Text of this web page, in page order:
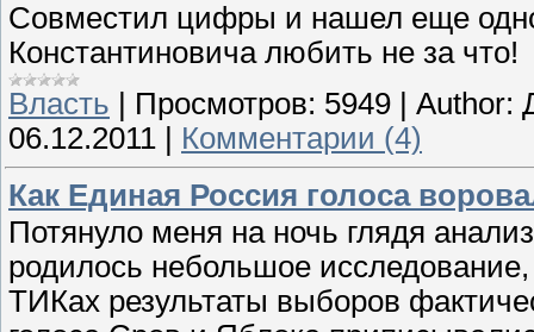
Совместил цифры и нашел еще
Константиновича любить не за что!
Власть
Просмотров: 5949 Author:
06.12.2011
Комментарии (4)
Как Единая Россия голоса
Потянуло меня на ночь глядя
родилось небольшое
ТИКах результаты выборов